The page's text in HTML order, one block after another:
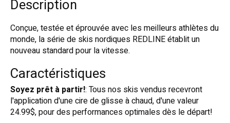
Description
Conçue, testée et éprouvée avec les meilleurs athlètes du
monde, la série de skis nordiques REDLINE établit un
nouveau standard pour la vitesse.
Caractéristiques
Soyez prêt à partir!: Tous nos skis vendus recevront
l'application d'une cire de glisse à chaud, d'une valeur
24.99$, pour des performances optimales dès le départ!